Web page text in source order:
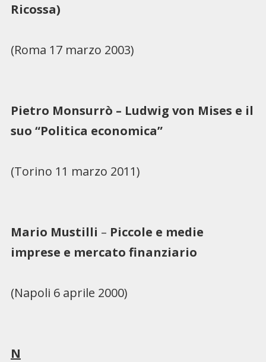
Ricossa)
(Roma 17 marzo 2003)
Pietro Monsurrò – Ludwig von Mises e il
suo “Politica economica”
(Torino 11 marzo 2011)
Mario Mustilli – Piccole e medie
imprese e mercato finanziario
(Napoli 6 aprile 2000)
N